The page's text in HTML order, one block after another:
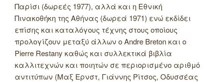
Παρίσι (δωρεές 1977), αλλά και η Εθνική
Πινακοθήκη της Αθήνας (δωρεά 1971) ενώ εκδίδει
επίσης και καταλόγους τέχνης στους οποίους
προλογίζουν μεταξύ άλλων ο Andre Breton και o
Pierre Restany καθώς και συλλεκτικά βιβλία
καλλιτεχνών και ποιητών σε περιορισμένο αριθμό
αντιτύπων (Μαξ Ερνστ, Γιάννης Ρίτσος, Οδυσσέας